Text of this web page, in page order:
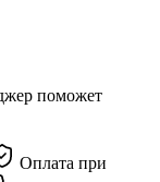
поможет
Оплата при